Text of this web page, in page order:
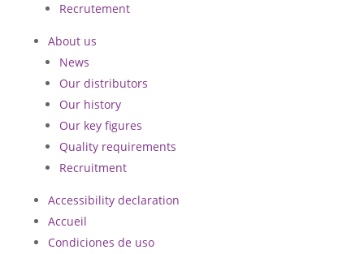
Recrutement
About us
News
Our distributors
Our history
Our key figures
Quality requirements
Recruitment
Accessibility declaration
Accueil
Condiciones de uso